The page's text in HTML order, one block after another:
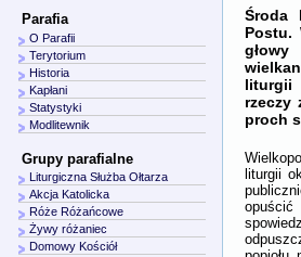
Środa
Postu.
liturgii
rzeczy
proch
liturgii
opuścić
Parafia
O Parafii
Terytorium
Historia
Kapłani
Statystyki
Modlitewnik
Grupy parafialne
Liturgiczna Służba Ołtarza
Akcja Katolicka
Róże Różańcowe
Żywy różaniec
Domowy Kościół